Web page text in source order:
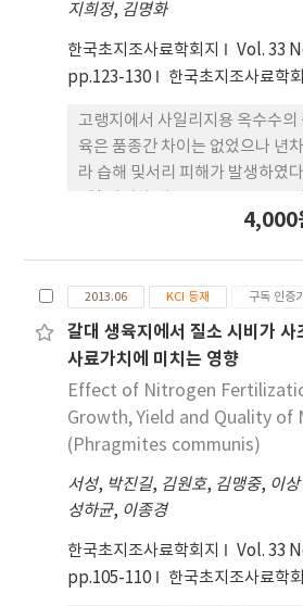
지희정, 김명화
한국초지조사료학회지
Vol. 33
pp.123-130
한국초지조사료학회
고랭지에서 사일리지용 옥수수의
육은 품종간 차이는 없었으나 년
라 습해 및서리 피해가 발생하였
되어 발아 및 초기생육에 영향을
평균 5.5일의 차이가 있으며 국산
월 12일까지 출사기간이며 도입
월 11일까지 출사하여 도입종과
3~4일 차이가 있었다. 광평옥의
일,P3156 품종은 8월 5일로 비교
종이고평안옥과 DK729 품종은 출
이었다. 옥수수 평균 초장은 231
종 광평옥은 236cm, 평안옥 237
종이 건물생산량도 많았다. 줄기
23.2 mm, 착수고는 94 cm이었다
도복성인 품종은 청안옥 86
이었고 강다옥은 101 cm로 착수
4,000
2013.06 KCI 등재 구독 인증
갈대 생육지에서 질소 시비가 사
사료가치에 미치는 영향
Effect of Nitrogen
Growth, Yield and Quality of
(Phragmites communis)
서성, 박진길, 김원호, 김맹중, 이
성하균, 이종경
한국초지조사료학회지
Vol. 33
pp.105-110
한국초지조사료학회